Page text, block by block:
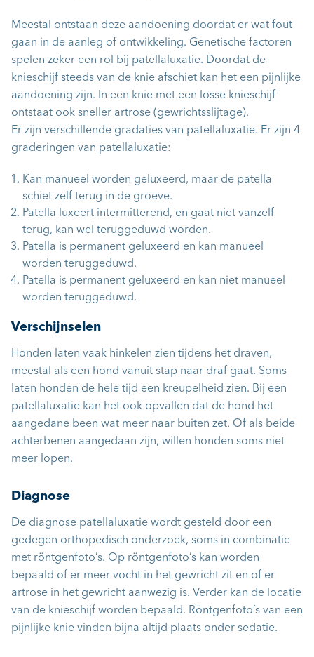
Meestal ontstaan deze aandoening doordat er wat fout
gaan in de aanleg of ontwikkeling. Genetische factoren
spelen zeker een rol bij patellaluxatie. Doordat de
knieschijf steeds van de knie afschiet kan het een pijnlijke
aandoening zijn. In een knie met een losse knieschijf
ontstaat ook sneller artrose (gewrichtsslijtage).
Er zijn verschillende gradaties van patellaluxatie. Er zijn 4
graderingen van patellaluxatie:
Kan manueel worden geluxeerd, maar de patella
schiet zelf terug in de groeve.
Patella luxeert intermitterend, en gaat niet vanzelf
terug, kan wel teruggeduwd worden.
Patella is permanent geluxeerd en kan manueel
worden teruggeduwd.
Patella is permanent geluxeerd en kan niet manueel
worden teruggeduwd.
Verschijnselen
Honden laten vaak hinkelen zien tijdens het draven,
meestal als een hond vanuit stap naar draf gaat. Soms
laten honden de hele tijd een kreupelheid zien. Bij een
patellaluxatie kan het ook opvallen dat de hond het
aangedane been wat meer naar buiten zet. Of als beide
achterbenen aangedaan zijn, willen honden soms niet
meer lopen.
Diagnose
De diagnose patellaluxatie wordt gesteld door een
gedegen orthopedisch onderzoek, soms in combinatie
met röntgenfoto’s. Op röntgenfoto’s kan worden
bepaald of er meer vocht in het gewricht zit en of er
artrose in het gewricht aanwezig is. Verder kan de locatie
van de knieschijf worden bepaald. Röntgenfoto’s van een
pijnlijke knie vinden bijna altijd plaats onder sedatie.